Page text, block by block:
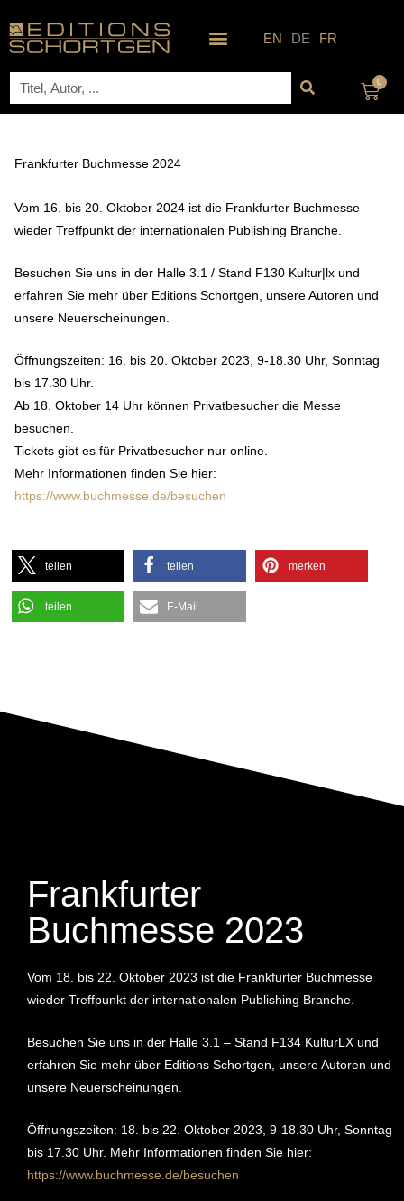
Inhalt
springen
EN DE FR
Suche 0
Frankfurter Buchmesse 2024
Vom 16. bis 20. Oktober 2024 ist die Frankfurter Buchmesse
wieder Treffpunkt der internationalen Publishing Branche.
Besuchen Sie uns in der Halle 3.1 / Stand F130 Kultur|lx und
erfahren Sie mehr über Editions Schortgen, unsere Autoren und
unsere Neuerscheinungen.
Öffnungszeiten: 16. bis 20. Oktober 2023, 9-18.30 Uhr, Sonntag
bis 17.30 Uhr.
Ab 18. Oktober 14 Uhr können Privatbesucher die Messe
besuchen.
Tickets gibt es für Privatbesucher nur online.
Mehr Informationen finden Sie hier:
https://www.buchmesse.de/besuchen
teilen teilen merken
teilen E-Mail
Frankfurter
Buchmesse 2023
Vom 18. bis 22. Oktober 2023 ist die Frankfurter Buchmesse
wieder Treffpunkt der internationalen Publishing Branche.
Besuchen Sie uns in der Halle 3.1 – Stand F134 KulturLX und
erfahren Sie mehr über Editions Schortgen, unsere Autoren und
unsere Neuerscheinungen.
Öffnungszeiten: 18. bis 22. Oktober 2023, 9-18.30 Uhr, Sonntag
bis 17.30 Uhr. Mehr Informationen finden Sie hier:
https://www.buchmesse.de/besuchen